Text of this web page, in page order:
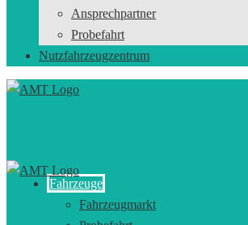
Ansprechpartner
Probefahrt
Nutzfahrzeugzentrum
Fahrzeuge
Fahrzeugmarkt